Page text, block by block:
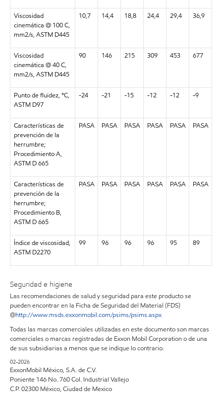
Viscosidad
cinemática @ 100 C,
mm2/s, ASTM D445
10,7 14,4 18,8 24,4 29,4 36,9
Viscosidad
cinemática @ 40 C,
mm2/s, ASTM D445
90 146 215 309 453 677
Punto de fluidez, °C,
ASTM D97
-24 -21 -15 -12 -12 -9
Características de
prevención de la
herrumbre;
Procedimiento A,
ASTM D 665
PASA PASA PASA PASA PASA PASA
Características de
prevención de la
herrumbre;
Procedimiento B,
ASTM D 665
PASA PASA PASA PASA PASA PASA
Índice de viscosidad,
ASTM D2270
99 96 96 96 95 89
Seguridad e higiene
Las recomendaciones de salud y seguridad para este producto se
pueden encontrar en la Ficha de Seguridad del Material (FDS)
@http://www.msds.exxonmobil.com/psims/psims.aspx
Todas las marcas comerciales utilizadas en este documento son marcas
comerciales o marcas registradas de Exxon Mobil Corporation o de una
de sus subsidiarias a menos que se indique lo contrario.
02-2026
ExxonMobil México, S.A. de C.V.
Poniente 146 No. 760 Col. Industrial Vallejo
C.P. 02300 México, Ciudad de Mexico